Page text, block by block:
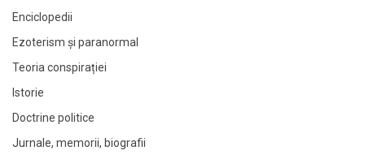
Enciclopedii
Ezoterism și paranormal
Teoria conspirației
Istorie
Doctrine politice
Jurnale, memorii, biografii